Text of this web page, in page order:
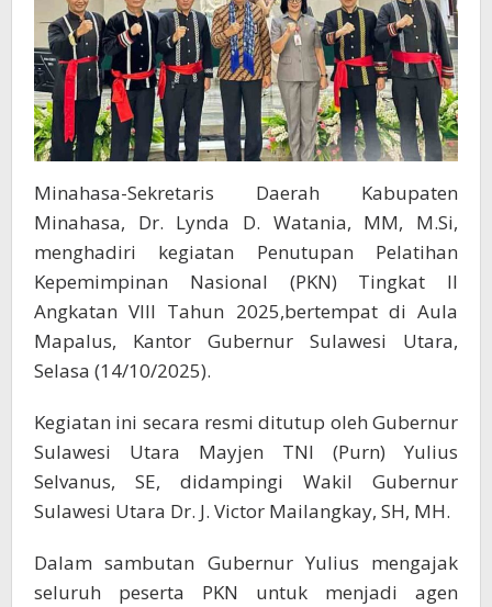
Minahasa-Sekretaris Daerah Kabupaten
Minahasa, Dr. Lynda D. Watania, MM, M.Si,
menghadiri kegiatan Penutupan Pelatihan
Kepemimpinan Nasional (PKN) Tingkat II
Angkatan VIII Tahun 2025,bertempat di Aula
Mapalus, Kantor Gubernur Sulawesi Utara,
Selasa (14/10/2025).
Kegiatan ini secara resmi ditutup oleh Gubernur
Sulawesi Utara Mayjen TNI (Purn) Yulius
Selvanus, SE, didampingi Wakil Gubernur
Sulawesi Utara Dr. J. Victor Mailangkay, SH, MH.
Dalam sambutan Gubernur Yulius mengajak
seluruh peserta PKN untuk menjadi agen